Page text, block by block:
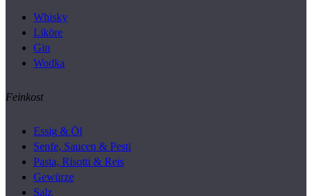
Whisky
Liköre
Gin
Wodka
Feinkost
Essig & Öl
Senfe, Saucen & Pesti
Pasta, Risotti & Reis
Gewürze
Salz